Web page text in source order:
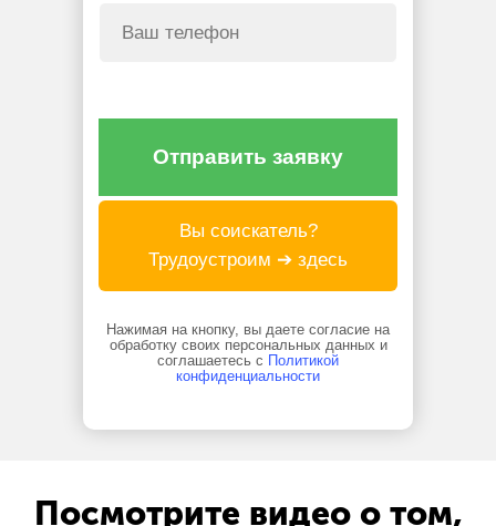
Отправить заявку
Нажимая на кнопку, вы даете согласие на
обработку своих персональных данных и
соглашаетесь с Политикой
конфиденциальности
Вы соискатель?
Трудоустроим ➔ здесь
Посмотрите видео о том,